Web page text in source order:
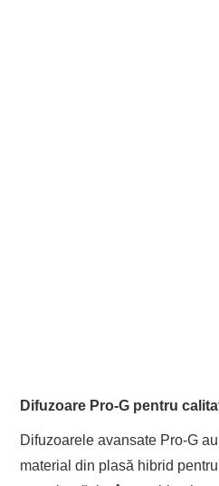
Difuzoare Pro-G pentru
Difuzoarele avansate Pro-G
material din plasă hibrid